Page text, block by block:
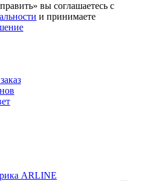
вы соглашаетесь с
и принимаете